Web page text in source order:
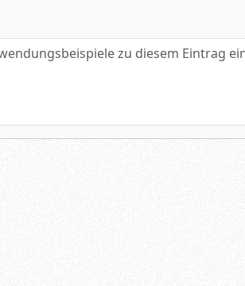
zu diesem Eintrag eintragen.